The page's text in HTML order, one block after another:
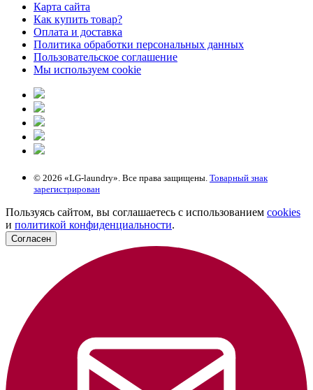
Карта сайта
Как купить товар?
Оплата и доставка
Политика обработки персональных данных
Пользовательское соглашение
Мы используем cookie
© 2026 «LG-laundry». Все права защищены. Товарный знак
зарегистрирован
Пользуясь сайтом, вы соглашаетесь с использованием cookies
и политикой конфиденциальности.
Согласен